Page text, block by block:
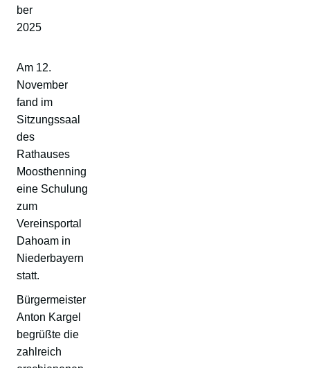
ber
2025
Am 12.
November
fand im
Sitzungssaal
des
Rathauses
Moosthenning
eine Schulung
zum
Vereinsportal
Dahoam in
Niederbayern
statt.
Bürgermeister
Anton Kargel
begrüßte die
zahlreich